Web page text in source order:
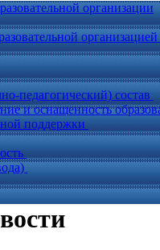
организации
организацией
педагогический) состав
и оснащенность
поддержки